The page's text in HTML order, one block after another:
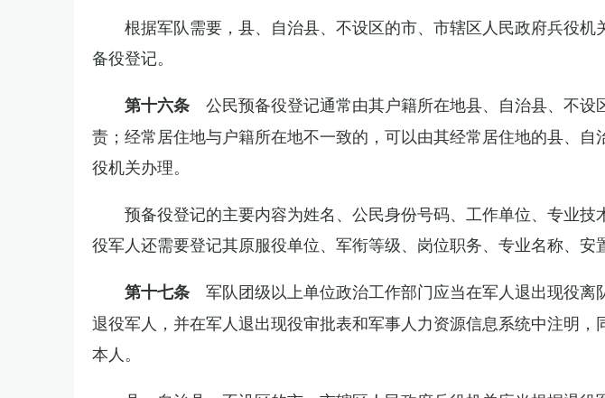
根据军队需要，县、自治县、不设区的市、市辖区人民政府兵役
备役登记。
第十六条 公民预备役登记通常由其户籍所在地县、自治县、不
责；经常居住地与户籍所在地不一致的，可以由其经常居住地的县、
役机关办理。
预备役登记的主要内容为姓名、公民身份号码、工作单位、专业
役军人还需要登记其原服役单位、军衔等级、岗位职务、专业名称、安
第十七条 军队团级以上单位政治工作部门应当在军人退出现役
退役军人，并在军人退出现役审批表和军事人力资源信息系统中注明，
本人。